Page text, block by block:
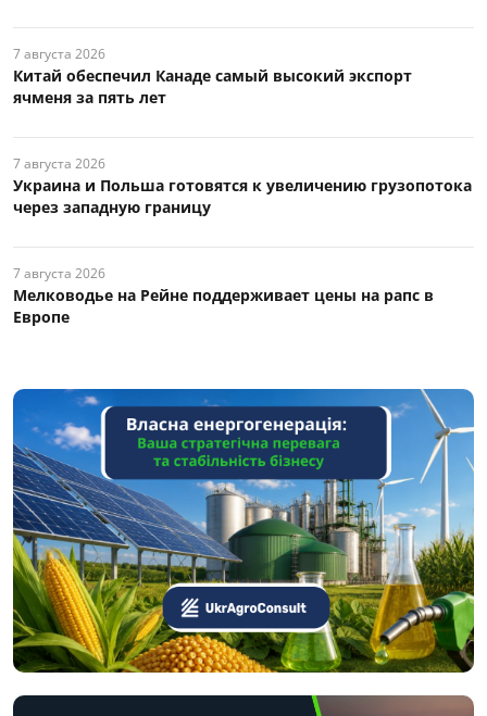
7 августа 2026
Китай обеспечил Канаде самый высокий экспорт
ячменя за пять лет
7 августа 2026
Украина и Польша готовятся к увеличению грузопотока
через западную границу
7 августа 2026
Мелководье на Рейне поддерживает цены на рапс в
Европе